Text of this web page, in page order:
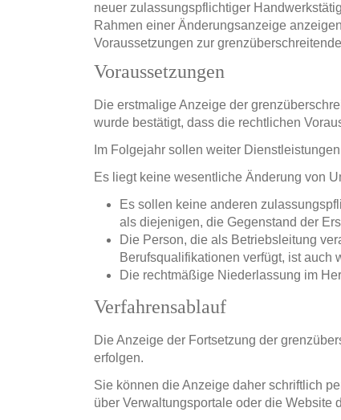
neuer zulassungspflichtiger
Rahmen einer Änderungsanzeige
Voraussetzungen zur
Voraussetzungen
Die erstmalige Anzeige der
wurde bestätigt, dass die rechtlichen
Im Folgejahr sollen weiter
Es liegt keine wesentliche Änderung von
Es sollen keine anderen
als diejenigen, die Gegenstand der
Die Person, die als Betriebsleitung
Berufsqualifikationen verfügt, ist auch
Die rechtmäßige Niederlassung im
Verfahrensablauf
Die Anzeige der Fortsetzung der
erfolgen.
Sie können die Anzeige daher schriftlich
über Verwaltungsportale oder die Website